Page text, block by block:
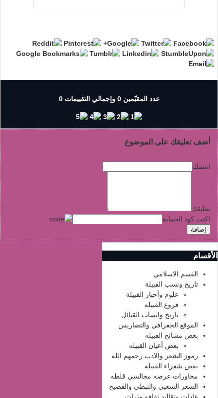
عدد المقيّمين 0 وإجمالي التقييمات 0
أضف تعليقك على الموضوع
اسمك
تعليقك
اكتب كود الحماية
إضافة
الأقسام
القسم الاسلامي
تاريخ ونسب القبيلة
علوم وأخبار القبيلة
فروع القبيله
تاريخ وانساب القبائل
الموقع الجغرافي والتضاريس
بعض مشائخ القبيله
بعض أعيان القبيله
رموز الشعر والادب رحمهم الله
بعض شعراء القبيله
محاورات عرضه مجالسي قلطه
الشعر الشعبي والنبطي والفصيح
عادات وتقاليد ثقافه وتراث